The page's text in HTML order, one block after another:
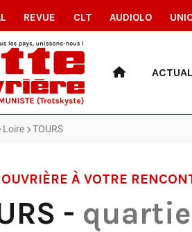
REVUE CLT AUDIOLO
Loire TOURS
À VOTRE
-